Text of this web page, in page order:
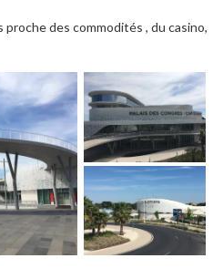
proche des commodités , du casino,